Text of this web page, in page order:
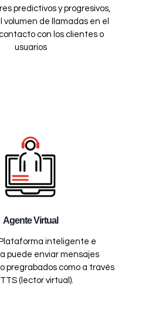
predictivos y progresivos,
volumen de llamadas en el
con los clientes o
usuarios
Agente Virtual
inteligente e
puede enviar mensajes
pregrabados como a través
(lector virtual).